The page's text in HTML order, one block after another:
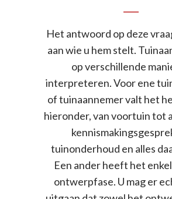
Het antwoord op deze
aan wie u hem stelt.
op verschillende
interpreteren. Voor ene
of tuinaannemer valt het
hieronder, van voortuin tot
tuinonderhoud en alles
Een ander heeft het
ontwerpfase. U mag er